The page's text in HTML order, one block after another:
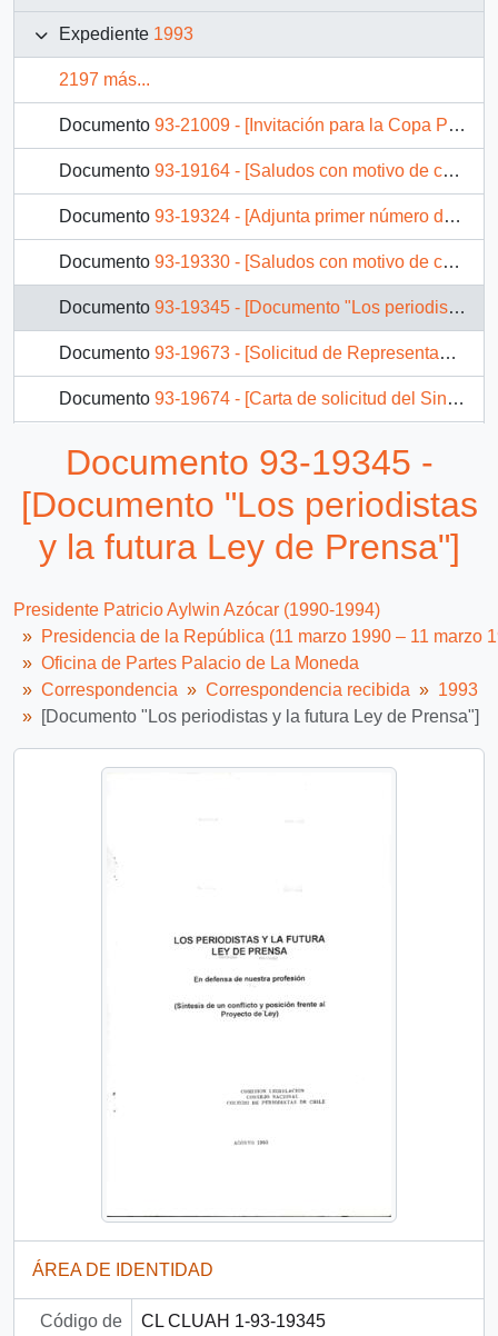
Expediente 1993
2197 más...
Documento 93-21009 - [Invitación para la Copa Presidentes de América]
Documento 93-19164 - [Saludos con motivo de celebrarse el 183° Aniversario de la Independencia Nacional]
Documento 93-19324 - [Adjunta primer número de la Serie Estudios Municipales editado por CPU]
Documento 93-19330 - [Saludos con motivo de celebrarse el Aniversario de la Independencia Nacional]
Documento 93-19345 - [Documento "Los periodistas y la futura Ley de Prensa"]
Documento 93-19673 - [Solicitud de Representantes de Ex-Trabajadores de la Carbonífera Schwager de Coronel dirigida al Presidente Patricio Aylwin, mediante la cual exponen resultados del Plan de Reconversión del Carbón y problemas habitacionales de la zona]
Documento 93-19674 - [Carta de solicitud del Sindicato de Chóferes de Buses Verde Mar de Valparaíso dirigida al Presidente Patricio Aylwin]
93-19678 - [Programa Ceremonia Oficial 250°Aniversario Palacio de La Moneda]
1007 más...
Documento 93-19345 -
[Documento "Los periodistas
y la futura Ley de Prensa"]
Presidente Patricio Aylwin Azócar (1990-1994)
Presidencia de la República (11 marzo 1990 – 11 marzo
Oficina de Partes Palacio de La Moneda
Correspondencia
Correspondencia recibida
1993
[Documento "Los periodistas y la futura Ley de Prensa"]
ÁREA DE IDENTIDAD
Código de CL CLUAH 1-93-19345